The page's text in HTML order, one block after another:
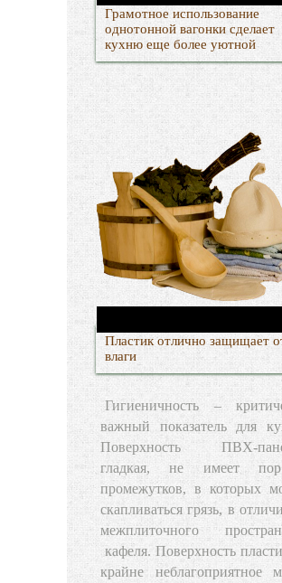
Грамотное использование
однотонной вагонки сделает
кухню еще более уютной
Пластик отлично защищает
влаги
Гигиеничность –
важный показатель для
Поверхность ПВХ-
гладкая, не имеет
промежутков, в которых
скапливаться грязь, в
межплиточного
кафеля. Поверхность
крайне неблагоприятное